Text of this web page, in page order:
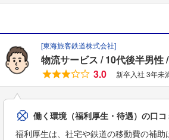
[東海旅客鉄道株式会社]
物流サービス 10代後半男性
3.0
新卒入社 3年未
働く環境（福利厚生・待遇）の口コ
福利厚生は、社宅や鉄道の移動費の補